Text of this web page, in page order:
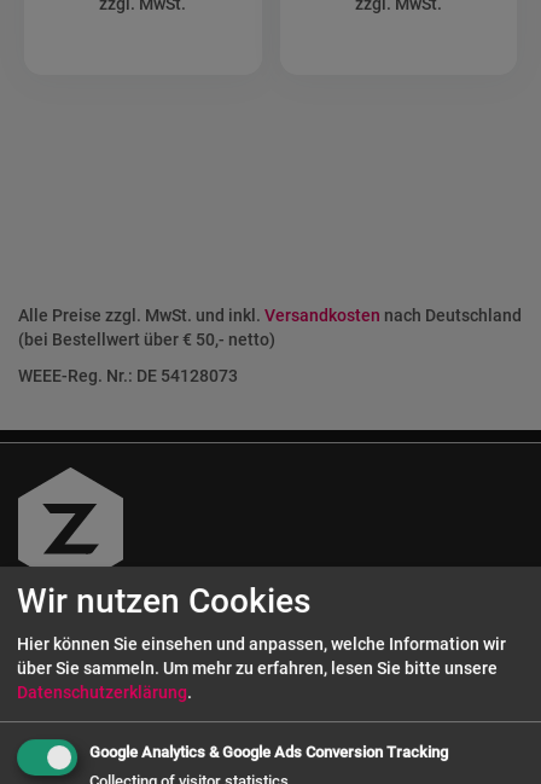
Alle Preise zzgl. MwSt. und inkl. Versandkosten nach Deutschland
(bei Bestellwert über € 50,- netto)
WEEE-Reg. Nr.: DE 54128073
Kundenservice
0 800 - 72 12 72 12
Servicezeiten: Mo. - Do. 9 - 16:30 Uhr,
Wir nutzen Cookies
Hier können Sie einsehen und anpassen, welche Information wir
über Sie sammeln. Um mehr zu erfahren, lesen Sie bitte unsere
Datenschutzerklärung.
Google Analytics & Google Ads Conversion Tracking